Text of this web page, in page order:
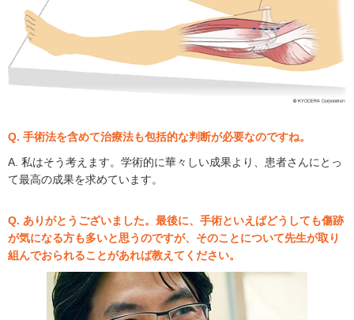
Q. 手術法を含めて治療法も包括的な判断が必要なのですね。
A. 私はそう考えます。学術的に華々しい成果より、患者さんにとっ
て最高の成果を求めています。
Q. ありがとうございました。最後に、手術といえばどうしても傷跡
が気になる方も多いと思うのですが、そのことについて先生が取り
組んでおられることがあれば教えてください。